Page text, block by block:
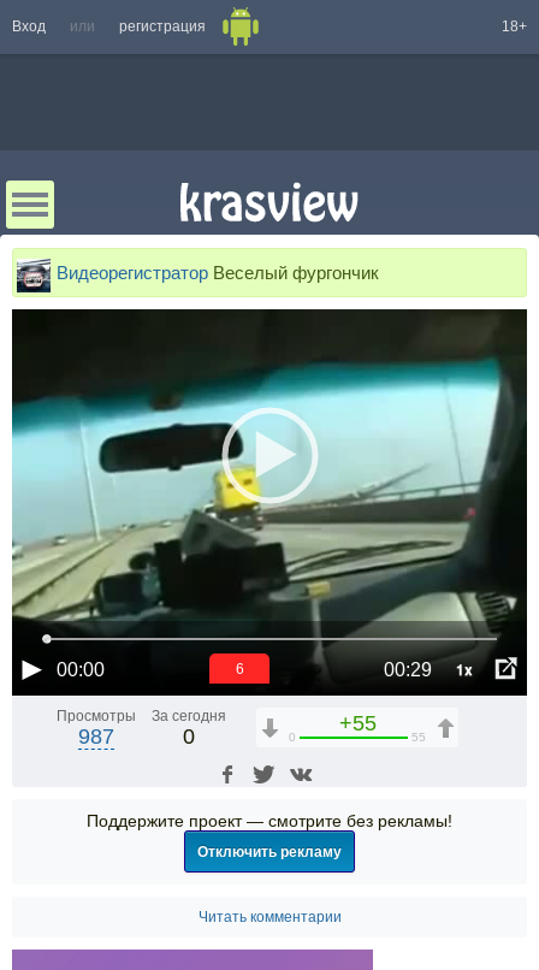
Вход или регистрация 18+
Видеорегистратор Веселый фургончик
00:00 00:29 1x
6
Просмотры
987
За сегодня
0
+55
0 55
Поддержите проект — смотрите без рекламы!
Отключить рекламу
Читать комментарии